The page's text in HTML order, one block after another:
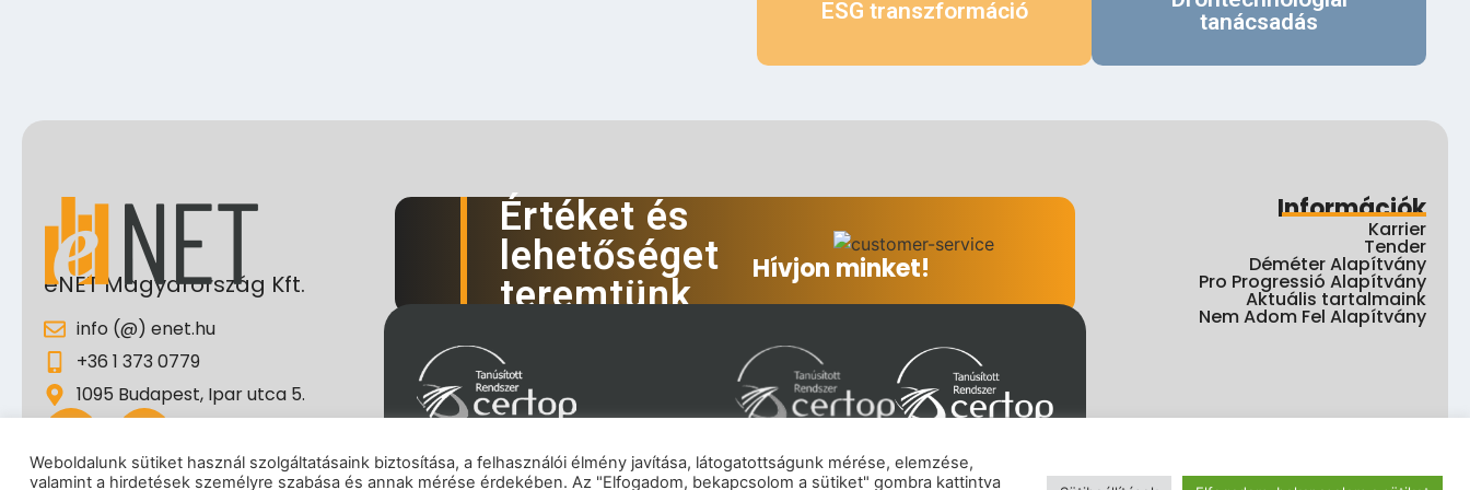
ESG transzformáció
tanácsadás
eNET Magyarország Kft.
info (@) enet.hu
+36 1 373 0779
1095 Budapest, Ipar utca 5.
Értéket és
lehetőséget
teremtünk
Hívjon minket!
Információk
Karrier
Tender
Déméter Alapítvány
Pro Progressió Alapítvány
Aktuális tartalmaink
Nem Adom Fel Alapítvány
Weboldalunk sütiket használ szolgáltatásaink biztosítása, a felhasználói élmény javítása, látogatottságunk mérése, elemzése,
valamint a hirdetések személyre szabása és annak mérése érdekében. Az "Elfogadom, bekapcsolom a sütiket" gombra kattintva